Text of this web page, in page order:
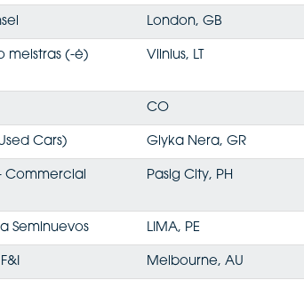
London, GB
meistras (-ė)
Vilnius, LT
CO
Cars) Glyka Nera, GR
Commercial
Pasig City, PH
Seminuevos LIMA, PE
Melbourne, AU